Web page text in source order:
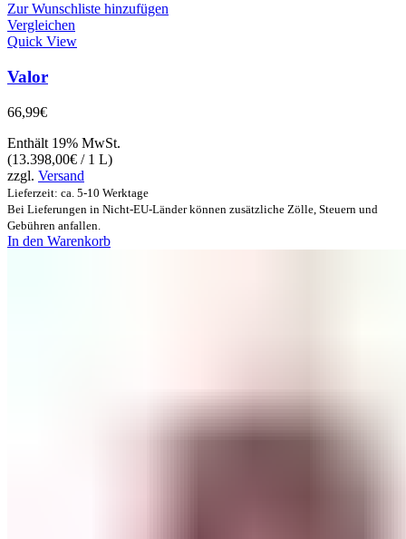
Zur Wunschliste hinzufügen
Vergleichen
Quick View
Valor
66,99€
Enthält 19% MwSt.
(13.398,00€ / 1 L)
zzgl. Versand
Lieferzeit: ca. 5-10 Werktage
Bei Lieferungen in Nicht-EU-Länder können zusätzliche Zölle, Steuern und
Gebühren anfallen.
In den Warenkorb